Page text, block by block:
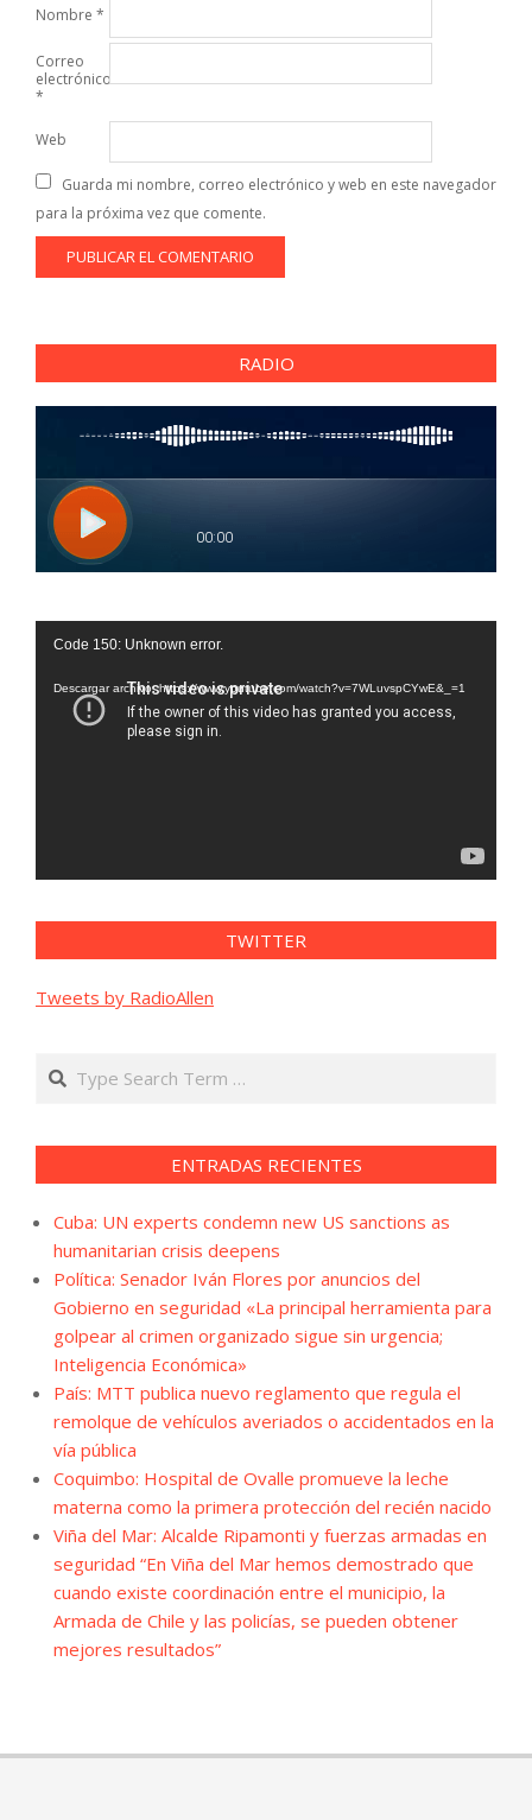
Nombre *
Correo
electrónico
*
Web
Guarda mi nombre, correo electrónico y web en este navegador
para la próxima vez que comente.
RADIO
Reproductor
vídeo
Code 150: Unknown error.
Descargar archivo: https://www.youtube.com/watch?v=7WLuvspCYwE&_=1
TWITTER
Tweets by RadioAllen
Search
ENTRADAS RECIENTES
Cuba: UN experts condemn new US sanctions as
humanitarian crisis deepens
Política: Senador Iván Flores por anuncios del
Gobierno en seguridad «La principal herramienta para
golpear al crimen organizado sigue sin urgencia;
Inteligencia Económica»
País: MTT publica nuevo reglamento que regula el
remolque de vehículos averiados o accidentados en la
vía pública
Coquimbo: Hospital de Ovalle promueve la leche
materna como la primera protección del recién nacido
Viña del Mar: Alcalde Ripamonti y fuerzas armadas en
seguridad “En Viña del Mar hemos demostrado que
cuando existe coordinación entre el municipio, la
Armada de Chile y las policías, se pueden obtener
mejores resultados”